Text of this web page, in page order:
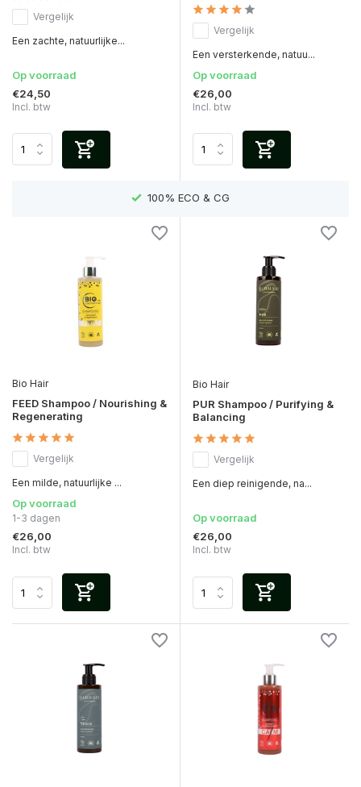
Vergelijk
Een zachte, natuurlijke...
Op voorraad
€24,50
Incl. btw
Vergelijk
Een versterkende, natuu...
Op voorraad
€26,00
Incl. btw
100% ECO & CG
Bio Hair
FEED Shampoo / Nourishing &
Regenerating
Vergelijk
Een milde, natuurlijke ...
Op voorraad
1-3 dagen
€26,00
Incl. btw
Bio Hair
PUR Shampoo / Purifying &
Balancing
Vergelijk
Een diep reinigende, na...
Op voorraad
€26,00
Incl. btw